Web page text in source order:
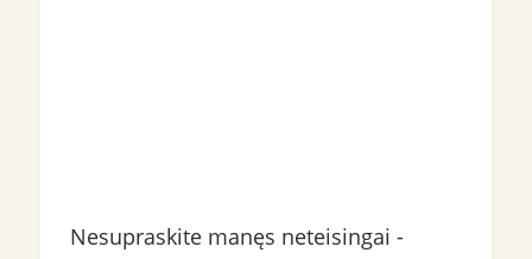
Nesupraskite manęs neteisingai -